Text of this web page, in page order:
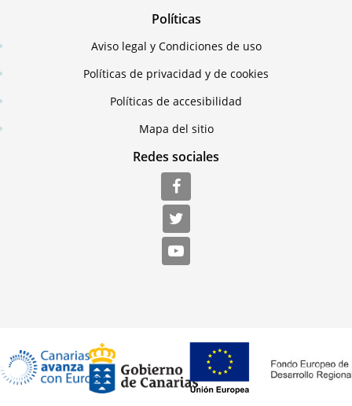
Políticas
Aviso legal y Condiciones de uso
Políticas de privacidad y de cookies
Políticas de accesibilidad
Mapa del sitio
Redes sociales